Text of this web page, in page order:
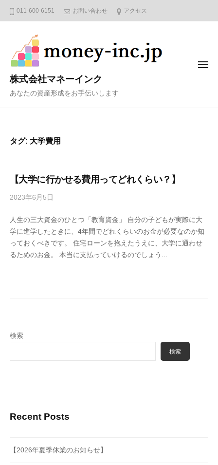
011-600-6151 お問い合わせ アクセス
株式会社マネーインク
あなたの資産形成をお手伝いします
メ
タグ: 大学費用
【大学に行かせる費用ってどれくらい？】
2023年6月5日
4
6
3
人生の三大資金のひとつ「教育資金」 自分の子どもが実際に大
学に進学したときに、4年間でどれくらいのお金が必要なのか知
っておくべきです。 住宅ローンを抱えたうえに、大学に通わせ
るためのお金。 本当に支払っていけるのでしょう...
検索
検索
Recent Posts
【2026年夏季休業のお知らせ】